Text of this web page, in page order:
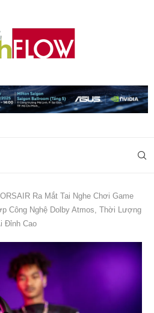
Ra Mắt Tai Nghe Chơi Game
Công Nghệ Dolby Atmos, Thời Lượng
Đỉnh Cao